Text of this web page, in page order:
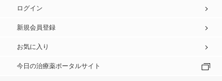
ログイン
新規会員登録
お気に入り
今日の治療薬ポータルサイト